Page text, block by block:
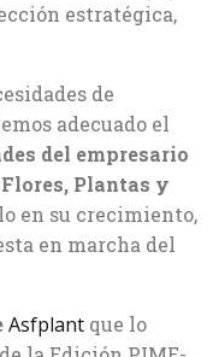
estratégica,
de
adecuado el
del empresario
Plantas y
en su crecimiento,
en marcha del
Asfplant que lo